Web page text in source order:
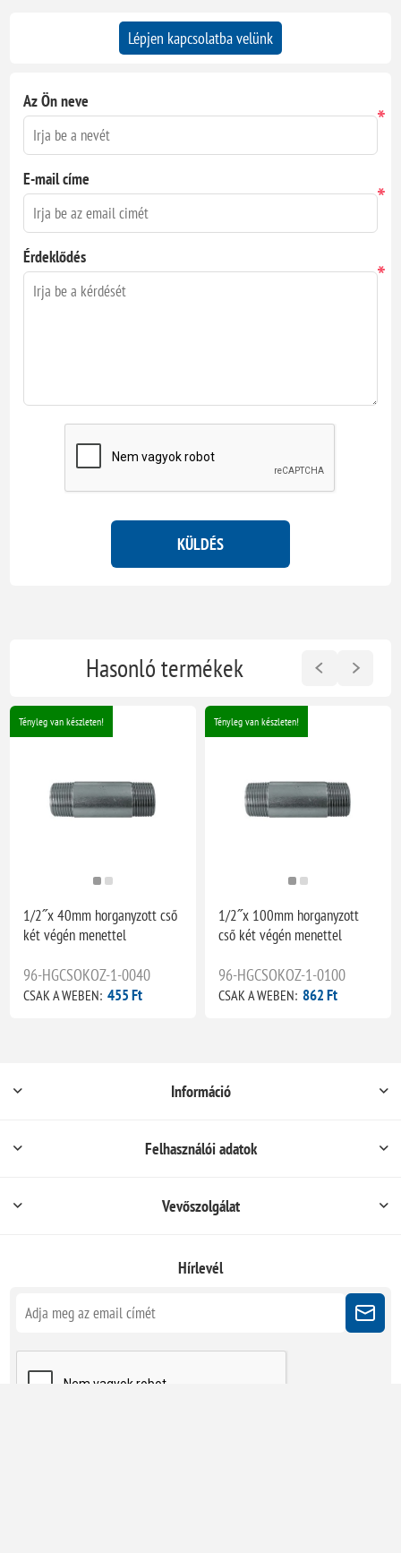
Lépjen kapcsolatba velünk
Az Ön neve
*
E-mail címe
*
Érdeklődés
*
KÜLDÉS
Hasonló termékek
Tényleg van készleten!
1/2˝x 40mm horganyzott cső
két végén menettel
96-HGCSOKOZ-1-0040
CSAK A WEBEN: 455 Ft
Tényleg van készleten!
1/2˝x 100mm horganyzott
cső két végén menettel
96-HGCSOKOZ-1-0100
CSAK A WEBEN: 862 Ft
Információ
Felhasználói adatok
Vevőszolgálat
Hírlevél